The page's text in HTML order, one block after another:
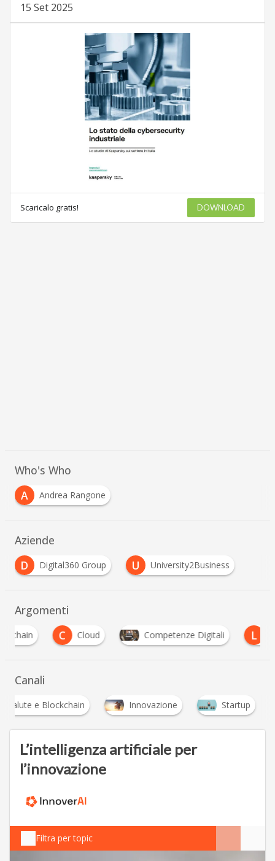
15 Set 2025
Scaricalo gratis! DOWNLOAD
Who's Who
A
Andrea Rangone
Aziende
D
Digital360 Group U University2Business
Argomenti
C
Cloud Competenze Digitali L Lavoro
Canali
e Blockchain Innovazione Startup
L’intelligenza artificiale per
l’innovazione
Filtra per topic